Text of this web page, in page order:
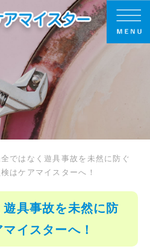
ではなく遊具事故を未然に防ぐ
はケアマイスターへ！
具事故を未然に防
イスターへ！